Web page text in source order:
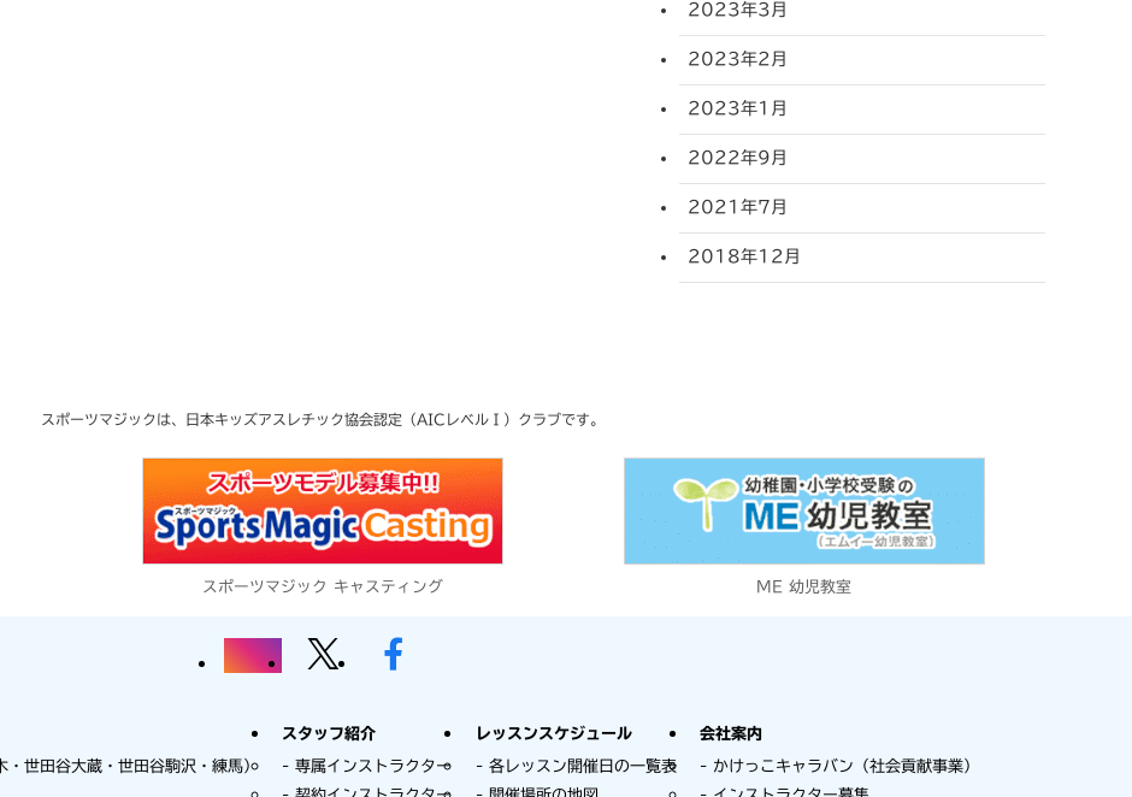
2023年3月
2023年2月
2023年1月
2022年9月
2021年7月
2018年12月
スポーツマジックは、日本キッズアスレチック協会認定（AICレベルⅠ）クラブです。
スポーツマジック キャスティング ME 幼児教室
・世田谷大蔵・世田谷駒沢・練馬）
スタッフ紹介
専属インストラクター
レッスンスケジュール
各レッスン開催日の一覧表
会社案内
かけっこキャラバン（社会貢献事業）